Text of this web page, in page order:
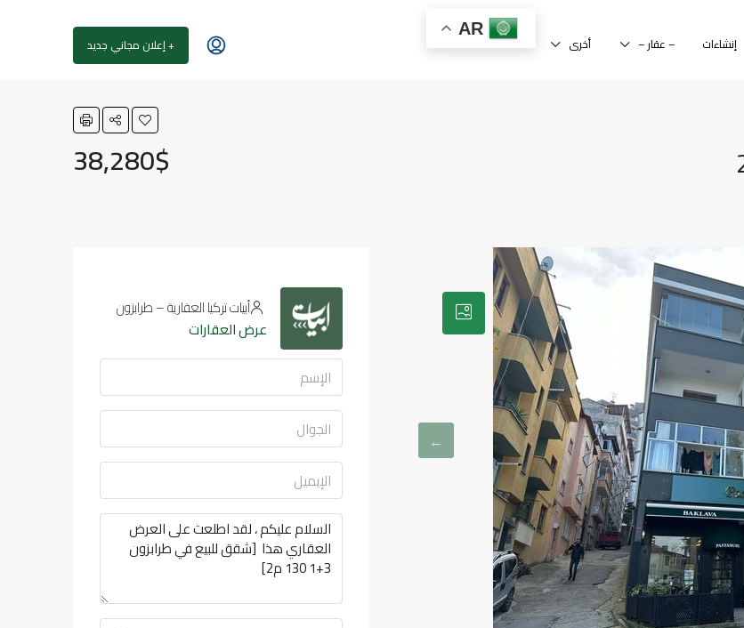
إنشاءات – عقار – أخرى
AR
+ إعلان مجاني جديد
38,280$
أبيات تركيا العقارية – طرابزون
عرض العقارات